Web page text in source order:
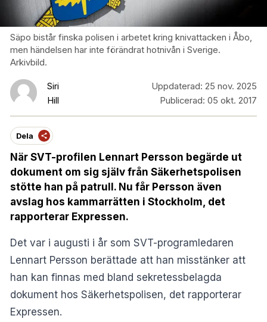
Säpo bistår finska polisen i arbetet kring knivattacken i Åbo,
men händelsen har inte förändrat hotnivån i Sverige.
Arkivbild.
Siri
Hill
Uppdaterad: 25 nov. 2025
Publicerad: 05 okt. 2017
Dela
När SVT-profilen Lennart Persson begärde ut
dokument om sig själv från Säkerhetspolisen
stötte han på patrull. Nu får Persson även
avslag hos kammarrätten i Stockholm, det
rapporterar Expressen.
Det var i augusti i år som SVT-programledaren
Lennart Persson berättade att han misstänker att
han kan finnas med bland sekretessbelagda
dokument hos Säkerhetspolisen, det rapporterar
Expressen.